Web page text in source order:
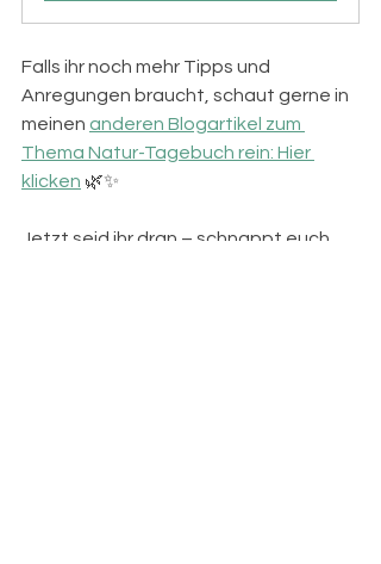
Falls ihr noch mehr Tipps und
Anregungen braucht, schaut gerne in
meinen anderen Blogartikel zum
Thema Natur-Tagebuch rein: Hier
klicken 🌿✨
Jetzt seid ihr dran – schnappt euch